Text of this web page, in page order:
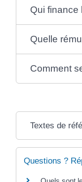
Qui finance
Quelle
Comment
Textes de
Questions ?